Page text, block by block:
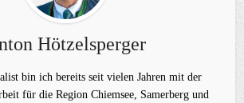
Hötzelsperger
bin ich bereits seit vielen Jahren mit der
für die Region Chiemsee, Samerberg und